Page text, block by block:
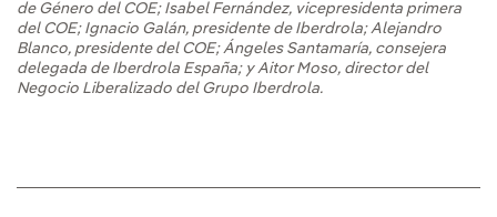
de Género del COE; Isabel Fernández, vicepresidenta primera
del COE; Ignacio Galán, presidente de Iberdrola; Alejandro
Blanco, presidente del COE; Ángeles Santamaría, consejera
delegada de Iberdrola España; y Aitor Moso, director del
Negocio Liberalizado del Grupo Iberdrola.